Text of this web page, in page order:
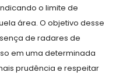
o limite de
área. O objetivo desse
de radares de
em uma determinada
prudência e respeitar